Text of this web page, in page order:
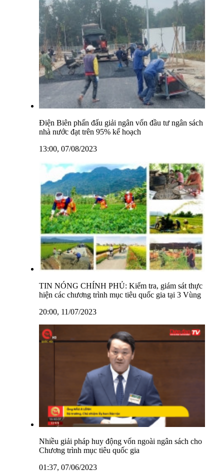
Điện Biên phấn đấu giải ngân vốn đầu tư ngân sách
nhà nước đạt trên 95% kế hoạch
13:00, 07/08/2023
TIN NÓNG CHÍNH PHỦ: Kiểm tra, giám sát thực
hiện các chương trình mục tiêu quốc gia tại 3 Vùng
20:00, 11/07/2023
Nhiều giải pháp huy động vốn ngoài ngân sách cho
Chương trình mục tiêu quốc gia
01:37, 07/06/2023